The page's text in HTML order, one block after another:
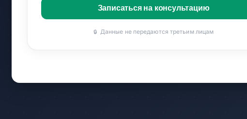
Записаться на консультацию
🔒 Данные не передаются третьим лицам